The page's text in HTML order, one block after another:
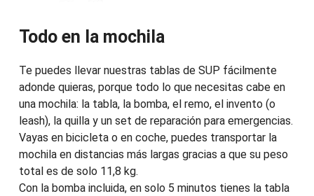
Todo en la mochila
Te puedes llevar nuestras tablas de SUP fácilmente
adonde quieras, porque todo lo que necesitas cabe en
una mochila: la tabla, la bomba, el remo, el invento (o
leash), la quilla y un set de reparación para emergencias.
Vayas en bicicleta o en coche, puedes transportar la
mochila en distancias más largas gracias a que su peso
total es de solo 11,8 kg.
Con la bomba incluida, en solo 5 minutos tienes la tabla